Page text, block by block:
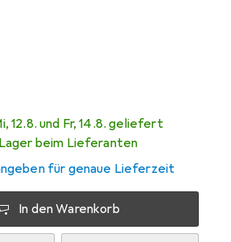
12.8. und Fr, 14.8. geliefert
beim Lieferanten
für genaue Lieferzeit
In den Warenkorb